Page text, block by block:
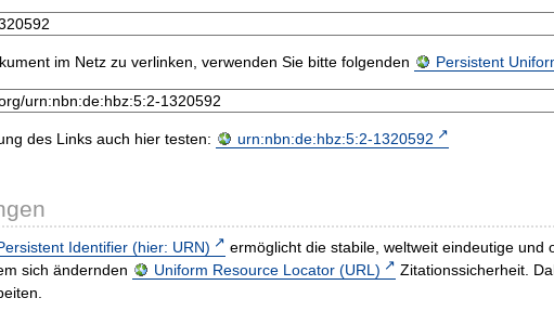
im Netz zu verlinken, verwenden Sie bitte folgenden Persistent
des Links auch hier testen: urn:nbn:de:hbz:5:2-1320592
Identifier (hier: URN)
ermöglicht die stabile, weltweit eindeutige
sich ändernden
Uniform Resource Locator (URL)
Zitationssicherheit.